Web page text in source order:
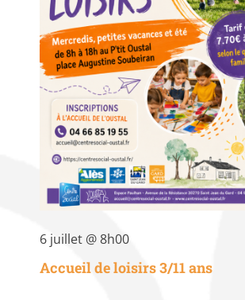
6 juillet @ 8h00
Accueil de loisirs 3/11 ans